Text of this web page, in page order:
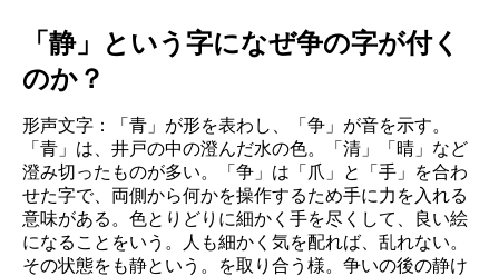
「静」という字になぜ争の字が付く
のか？
形声文字：「青」が形を表わし、「争」が音を示す。
「青」は、井戸の中の澄んだ水の色。「清」「晴」など
澄み切ったものが多い。「争」は「爪」と「手」を合わ
せた字で、両側から何かを操作するため手に力を入れる
意味がある。色とりどりに細かく手を尽くして、良い絵
になることをいう。人も細かく気を配れば、乱れない。
その状態をも静という。を取り合う様。争いの後の静け